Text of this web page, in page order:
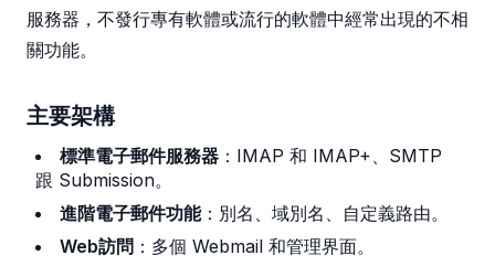
服務器，不發行專有軟體或流行的軟體中經常出現的不相
關功能。
主要架構
標準電子郵件服務器 ：IMAP 和 IMAP+、SMTP
跟 Submission。
進階電子郵件功能：別名、域別名、自定義路由。
Web訪問 ：多個 Webmail 和管理界面。